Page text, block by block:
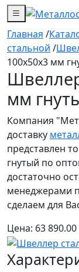
Главная /
стальной /
100x50x3 мм
мм
Компания
доставку
представлен
гнутый по
достаточно
менеджерами
сделаем для
Цена: 63